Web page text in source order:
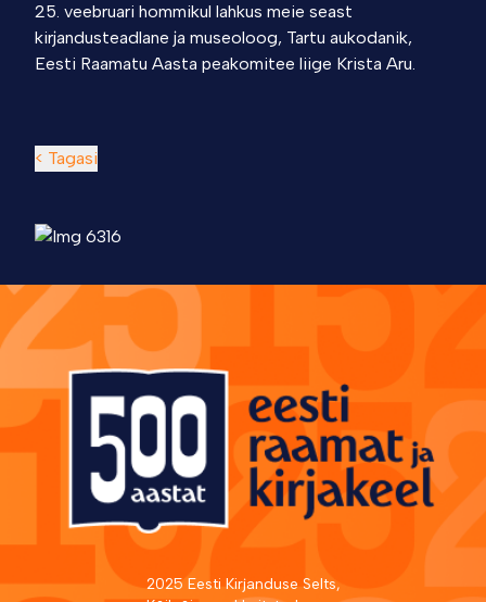
25. veebruari hommikul lahkus meie seast
kirjandusteadlane ja museoloog, Tartu aukodanik,
Eesti Raamatu Aasta peakomitee liige Krista Aru.
< Tagasi
2025 Eesti Kirjanduse Selts,